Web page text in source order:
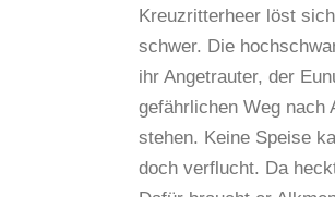
Kreuzritterheer löst
schwer. Die
ihr Angetrauter, der
gefährlichen Weg nach
stehen. Keine Speise
doch verflucht. Da